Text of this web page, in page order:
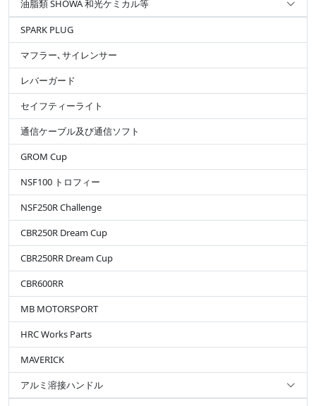
油脂類 SHOWA 和光ケミカル等
SPARK PLUG
マフラー､サイレンサー
レバーガード
セイフティーライト
通信ケーブル及び通信ソフト
GROM Cup
NSF100 トロフィー
NSF250R Challenge
CBR250R Dream Cup
CBR250RR Dream Cup
CBR600RR
MB MOTORSPORT
HRC Works Parts
MAVERICK
アルミ溶接ハンドル